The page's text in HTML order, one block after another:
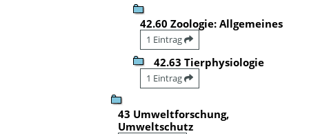
42.60 Zoologie: Allgemeines
1 Eintrag
42.63 Tierphysiologie
1 Eintrag
43 Umweltforschung,
Umweltschutz